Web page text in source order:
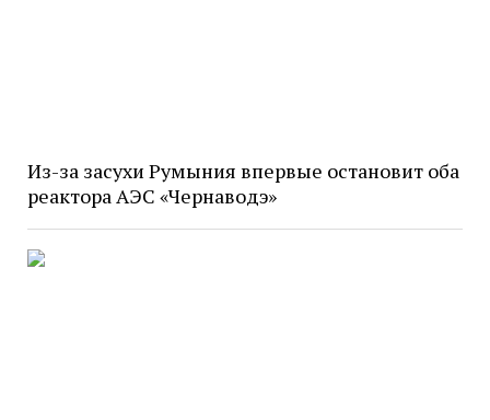
Из-за засухи Румыния впервые остановит оба
реактора АЭС «Чернаводэ»